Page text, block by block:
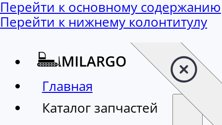
Перейти к основному содержанию
Перейти к нижнему колонтитулу
Главная
Каталог запчастей